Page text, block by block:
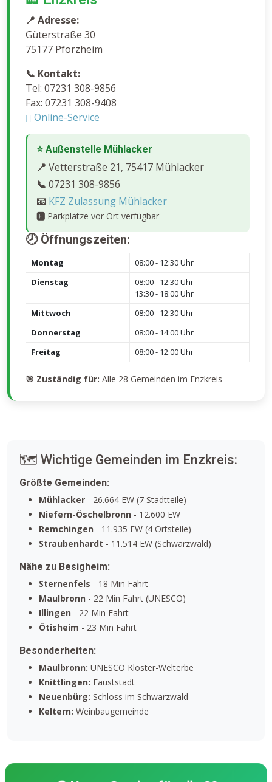
📍 Adresse:
Güterstraße 30
75177 Pforzheim
📞 Kontakt:
Tel: 07231 308-9856
Fax: 07231 308-9408
Online-Service
⭐ Außenstelle Mühlacker
📍 Vetterstraße 21, 75417 Mühlacker
📞 07231 308-9856
📧 KFZ Zulassung Mühlacker
🅿️ Parkplätze vor Ort verfügbar
🕗 Öffnungszeiten:
Montag
08:00 - 12:30 Uhr
Dienstag
08:00 - 12:30 Uhr
13:30 - 18:00 Uhr
Mittwoch
08:00 - 12:30 Uhr
Donnerstag
08:00 - 14:00 Uhr
Freitag
08:00 - 12:00 Uhr
🎯 Zuständig für: Alle 28 Gemeinden im Enzkreis
🗺️ Wichtige Gemeinden im Enzkreis:
Größte Gemeinden:
Mühlacker - 26.664 EW (7 Stadtteile)
Niefern-Öschelbronn - 12.600 EW
Remchingen - 11.935 EW (4 Ortsteile)
Straubenhardt - 11.514 EW (Schwarzwald)
Nähe zu Besigheim:
Sternenfels - 18 Min Fahrt
Maulbronn - 22 Min Fahrt (UNESCO)
Illingen - 22 Min Fahrt
Ötisheim - 23 Min Fahrt
Besonderheiten:
Maulbronn: UNESCO Kloster-Welterbe
Knittlingen: Fauststadt
Neuenbürg: Schloss im Schwarzwald
Keltern: Weinbaugemeinde